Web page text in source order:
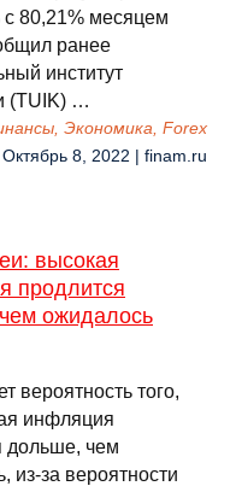
с 80,21% месяцем
ранее
институт
(ТUIK) …
Экономика, Forex
8, 2022 | finam.ru
высокая
продлится
ожидалось
вероятность того,
инфляция
дольше, чем
из-за вероятности